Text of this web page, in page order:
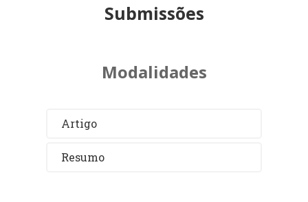
Submissões
Modalidades
Artigo
Resumo